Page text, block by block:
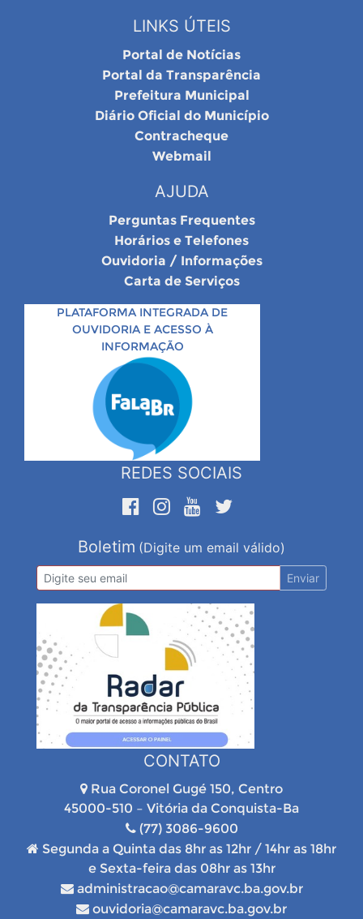
LINKS ÚTEIS
Portal de Notícias
Portal da Transparência
Prefeitura Municipal
Diário Oficial do Município
Contracheque
Webmail
AJUDA
Perguntas Frequentes
Horários e Telefones
Ouvidoria / Informações
Carta de Serviços
PLATAFORMA INTEGRADA DE
OUVIDORIA E ACESSO À
INFORMAÇÃO
REDES SOCIAIS
Boletim (Digite um email válido)
Enviar
CONTATO
Rua Coronel Gugé 150, Centro
45000-510 – Vitória da Conquista-Ba
(77) 3086-9600
Segunda a Quinta das 8hr as 12hr / 14hr as 18hr
e Sexta-feira das 08hr as 13hr
administracao@camaravc.ba.gov.br
ouvidoria@camaravc.ba.gov.br